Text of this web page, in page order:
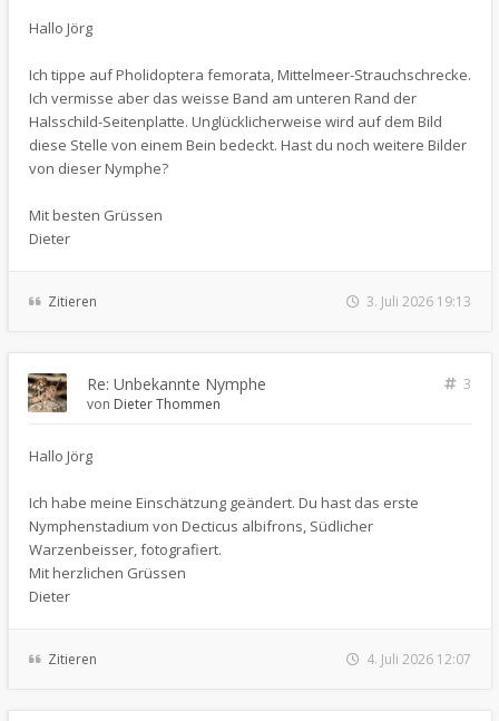
Hallo Jörg
Ich tippe auf Pholidoptera femorata, Mittelmeer-Strauchschrecke.
Ich vermisse aber das weisse Band am unteren Rand der
Halsschild-Seitenplatte. Unglücklicherweise wird auf dem Bild
diese Stelle von einem Bein bedeckt. Hast du noch weitere Bilder
von dieser Nymphe?
Mit besten Grüssen
Dieter
Zitieren 3. Juli 2026 19:13
Re: Unbekannte Nymphe
3
von Dieter Thommen
Hallo Jörg
Ich habe meine Einschätzung geändert. Du hast das erste
Nymphenstadium von Decticus albifrons, Südlicher
Warzenbeisser, fotografiert.
Mit herzlichen Grüssen
Dieter
Zitieren 4. Juli 2026 12:07